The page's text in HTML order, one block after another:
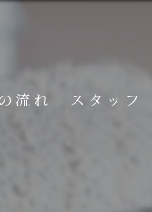
流れ スタッフ